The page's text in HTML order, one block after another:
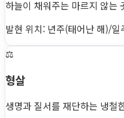
하늘이 채워주는 마르지 않는
발현 위치: 년주(태어난 해)/
⚖️
형살
생명과 질서를 재단하는 냉철